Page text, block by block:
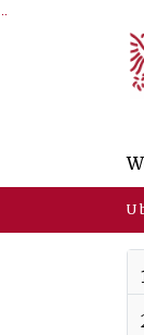
Ga naar de
Ga naar het
Ga naar het
U